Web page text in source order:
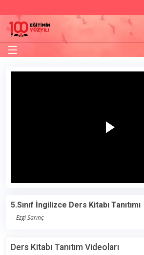
Ders Kitabı Tanıtım Videoları
5.Sınıf İngilizce Ders Kitabı Tanıtımı
-- Ezgi Sarınç